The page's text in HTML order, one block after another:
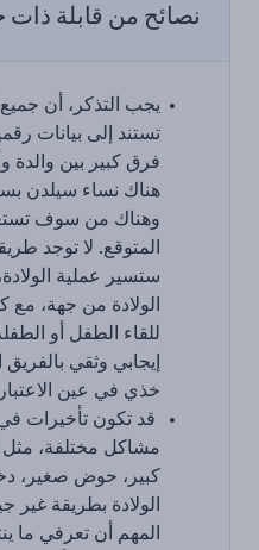
نصائح من قابلة ذات
يجب التذكر، أن جميع
تستند إلى بيانات
فرق كبير بين والدة
هناك نساء سيلدن
وهناك من سوف
المتوقع. لا توجد
ستسير عملية
الولادة من جهة،
للقاء الطفل أو
إيجابي وثقي
خذي في عين الاعتبار
قد تكون تأخيرات
مشاكل مختلفة، مثل
كبير، حوض صغير،
الولادة بطريقة غير
المهم أن تعرفي ما